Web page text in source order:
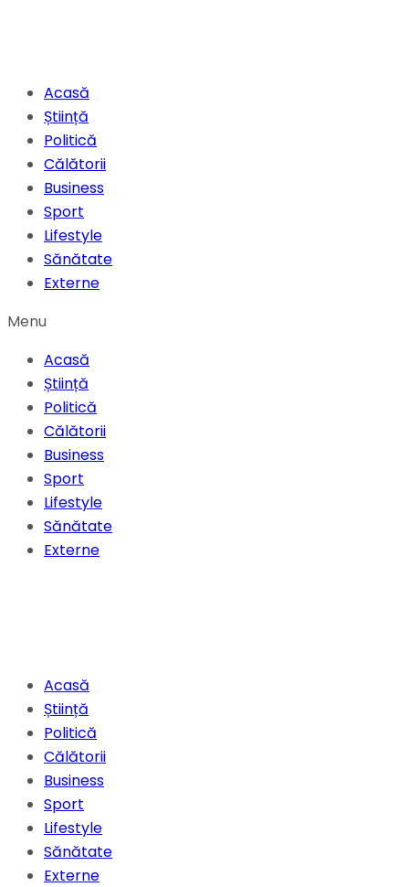
Acasă
Știință
Politică
Călătorii
Business
Sport
Lifestyle
Sănătate
Externe
Menu
Acasă
Știință
Politică
Călătorii
Business
Sport
Lifestyle
Sănătate
Externe
Acasă
Știință
Politică
Călătorii
Business
Sport
Lifestyle
Sănătate
Externe